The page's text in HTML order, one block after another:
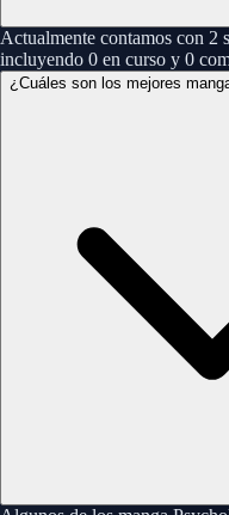
Actualmente contamos con 2
incluyendo 0 en curso y 0
¿Cuáles son los mejores